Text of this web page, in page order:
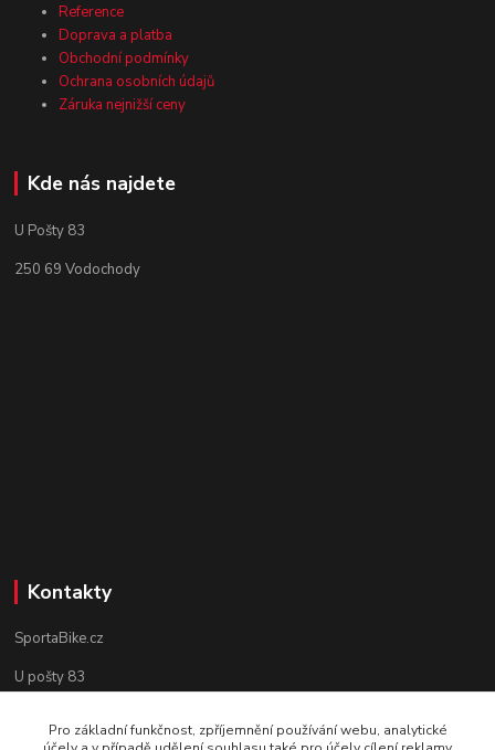
Reference
Doprava a platba
Obchodní podmínky
Ochrana osobních údajů
Záruka nejnižší ceny
Kde nás najdete
U Pošty 83
250 69 Vodochody
Kontakty
SportaBike.cz
U pošty 83
Pro základní funkčnost, zpříjemnění používání webu, analytické